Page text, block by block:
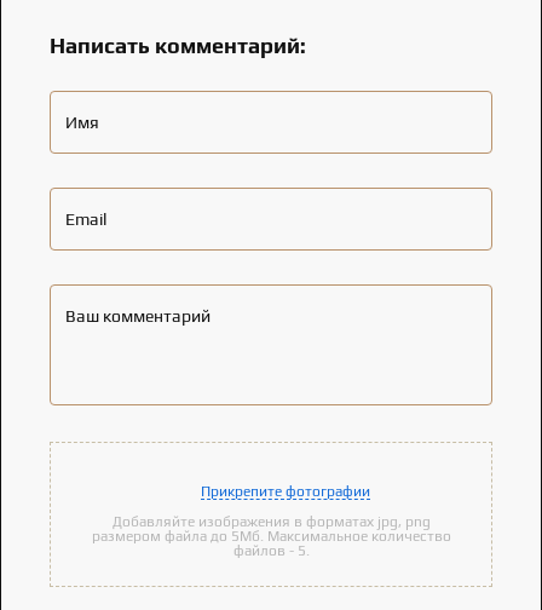
Написать комментарий:
Имя
Email
Ваш комментарий
Прикрепите фотографии
Добавляйте изображения в форматах jpg, png
размером файла до 5Мб. Максимальное количество
файлов - 5.